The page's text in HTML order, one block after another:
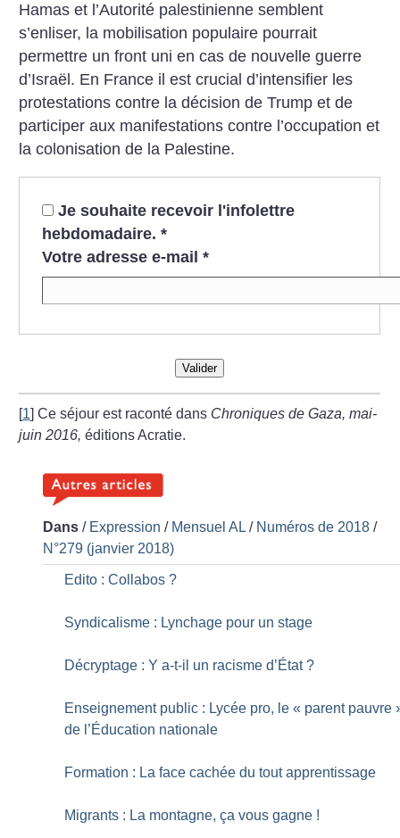
Hamas et l’Autorité palestinienne semblent
s’enliser, la mobilisation populaire pourrait
permettre un front uni en cas de nouvelle guerre
d’Israël. En France il est crucial d’intensifier les
protestations contre la décision de Trump et de
participer aux manifestations contre l’occupation et
la colonisation de la Palestine.
Je souhaite recevoir l'infolettre
hebdomadaire. *
Votre adresse e-mail *
Valider
1 ]Ce séjour est raconté dans Chroniques de Gaza, mai-
juin 2016, éditions Acratie.
Dans / Expression / Mensuel AL / Numéros de 2018 /
N°279 (janvier 2018)
Edito : Collabos ?
Syndicalisme : Lynchage pour un stage
Décryptage : Y a-t-il un racisme d’État ?
Enseignement public : Lycée pro, le « parent pauvre
de l’Éducation nationale
Formation : La face cachée du tout apprentissage
Migrants : La montagne, ça vous gagne !